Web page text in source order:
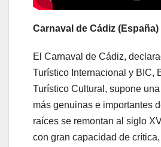
Carnaval de Cádiz (España)
El Carnaval de Cádiz,
Turístico Internacional y BIC,
Turístico Cultural, supone
más genuinas e importantes
raíces se remontan al siglo
con gran capacidad de